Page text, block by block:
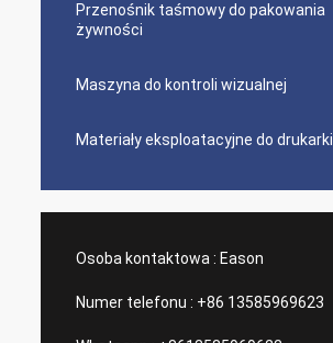
Przenośnik taśmowy do pakowania
żywności
Maszyna do kontroli wizualnej
Materiały eksploatacyjne do drukarki
Osoba kontaktowa : Eason
Numer telefonu : +86 13585969623